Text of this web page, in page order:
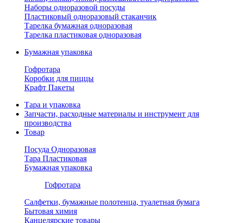
Наборы одноразовой посуды
Пластиковый одноразовый стаканчик
Тарелка бумажная одноразовая
Тарелка пластиковая одноразовая
Бумажная упаковка
Гофротара
Коробки для пиццы
Крафт Пакеты
Тара и упаковка
Запчасти, расходные материалы и инструмент для
производства
Товар
Посуда Одноразовая
Тара Пластиковая
Бумажная упаковка
Гофротара
Салфетки, бумажные полотенца, туалетная бумага
Бытовая химия
Канцелярские товары